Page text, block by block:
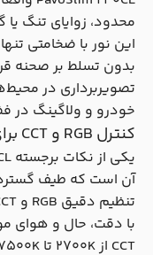
محدود، زوایای تنگ
این نور با ضخامتی
بدون تسلط بر صحنه
تصویربرداری در
خودرو و ولاگینگ در
کنترل RGB و CCT برای حداکثر انعطاف‌پذیری
آن است که طیف
با دقت، حال و هوای